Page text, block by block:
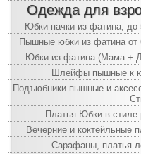
Одежда для
Юбки пачки из фатина, до
Пышные юбки из фатина от
Юбки из фатина (Мама +
Шлейфы пышные к
Подъюбники пышные и
Платья Юбки в стиле
Вечерние и коктейльные
Сарафаны, платья